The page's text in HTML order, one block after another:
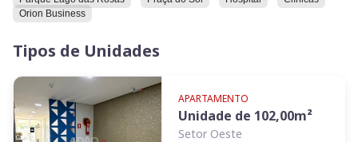
Orion Business
Tipos de Unidades
APARTAMENTO
Unidade de 102,00m²
Setor Oeste